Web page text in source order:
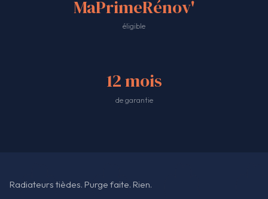
MaPrimeRénov'
éligible
12 mois
de garantie
Radiateurs tièdes. Purge faite. Rien.